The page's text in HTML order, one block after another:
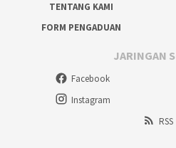
TENTANG KAMI
FORM PENGADUAN
JARINGAN
Facebook
Instagram
RSS